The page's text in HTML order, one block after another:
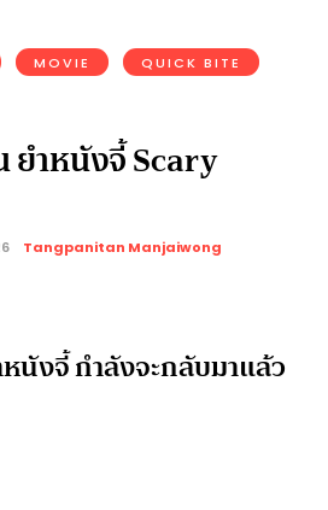
MOVIE QUICK BITE
ยำหนังจี้ Scary
Tangpanitan Manjaiwong
นังจี้ กำลังจะกลับมาแล้ว